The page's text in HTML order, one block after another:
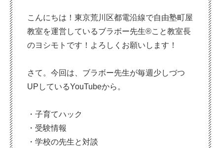
こんにちは！東京荒川区都電沿線で自由塾町屋
教室を運営しているブラボー先生®こと教室長
のヨシモトです！よろしくお願いします！
さて。今回は、ブラボー先生が毎週少しづつ
UPしているYouTubeから。
・子育てハック
・受験情報
・学校の先生と対談